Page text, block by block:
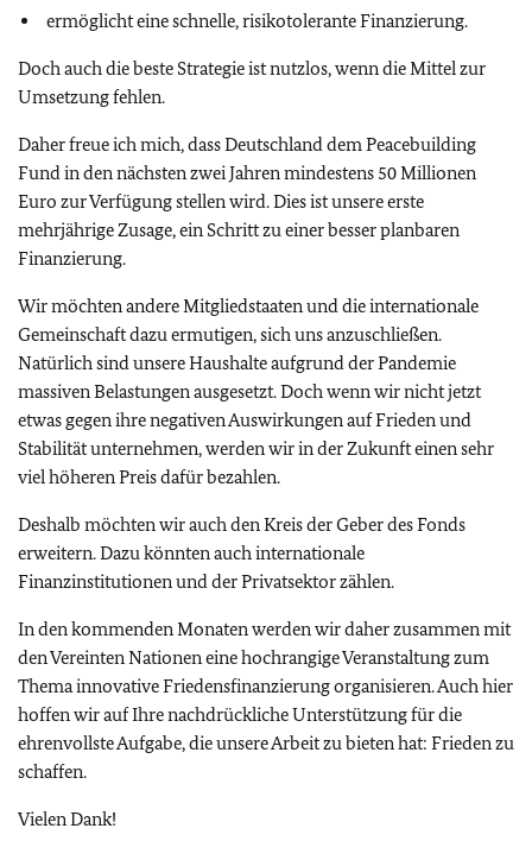
ermöglicht eine schnelle, risikotolerante Finanzierung.
Doch auch die beste Strategie ist nutzlos, wenn die Mittel zur
Umsetzung fehlen.
Daher freue ich mich, dass Deutschland dem Peacebuilding
Fund in den nächsten zwei Jahren mindestens 50 Millionen
Euro zur Verfügung stellen wird. Dies ist unsere erste
mehrjährige Zusage, ein Schritt zu einer besser planbaren
Finanzierung.
Wir möchten andere Mitgliedstaaten und die internationale
Gemeinschaft dazu ermutigen, sich uns anzuschließen.
Natürlich sind unsere Haushalte aufgrund der Pandemie
massiven Belastungen ausgesetzt. Doch wenn wir nicht jetzt
etwas gegen ihre negativen Auswirkungen auf Frieden und
Stabilität unternehmen, werden wir in der Zukunft einen sehr
viel höheren Preis dafür bezahlen.
Deshalb möchten wir auch den Kreis der Geber des Fonds
erweitern. Dazu könnten auch internationale
Finanzinstitutionen und der Privatsektor zählen.
In den kommenden Monaten werden wir daher zusammen mit
den Vereinten Nationen eine hochrangige Veranstaltung zum
Thema innovative Friedensfinanzierung organisieren. Auch hier
hoffen wir auf Ihre nachdrückliche Unterstützung für die
ehrenvollste Aufgabe, die unsere Arbeit zu bieten hat: Frieden zu
schaffen.
Vielen Dank!